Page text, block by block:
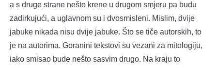
a s druge strane nešto krene u drugom smjeru pa budu
zadirkujući, a uglavnom su i dvosmisleni. Mislim, dvije
jabuke nikada nisu dvije jabuke. Što se tiče autorskih, to
je na autorima. Goranini tekstovi su vezani za mitologiju,
iako smisao bude nešto sasvim drugo. Na kraju to